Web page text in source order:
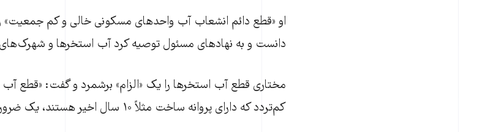
او «قطع دائم انشعاب آب واحدهای مسکونی خالی و کم جمعیت» را
دانست و به نهادهای مسئول توصیه کرد آب استخرها و شهرک‌های
مختاری قطع آب استخرها را یک «الزام» برشمرد و گفت: «قطع
کم‌تردد که دارای پروانه ساخت مثلاً ۱۰ سال اخیر هستند، یک ضرورت است.»